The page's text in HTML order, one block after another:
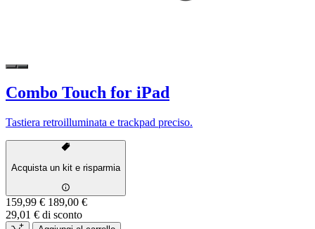
Combo Touch for iPad
Tastiera retroilluminata e trackpad preciso.
Acquista un kit e risparmia
159,99 € 189,00 €
29,01 € di sconto